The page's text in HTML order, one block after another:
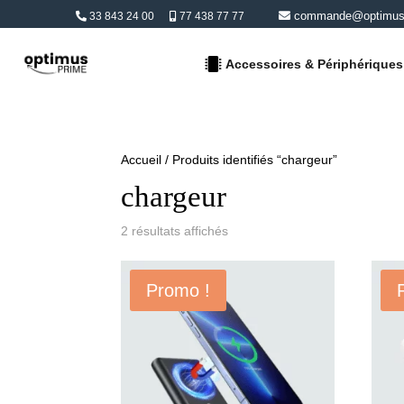
33 843 24 00 77 438 77 77
Accessoires & Périphériques
Accueil / Produits identifiés “chargeur”
chargeur
2 résultats affichés
Promo !